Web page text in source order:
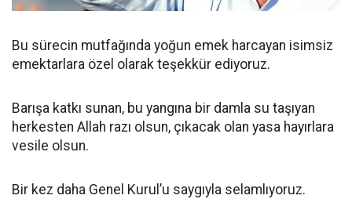
Bu sürecin mutfağında yoğun emek harcayan isimsiz
emektarlara özel olarak teşekkür ediyoruz.
Barışa katkı sunan, bu yangına bir damla su taşıyan
herkesten Allah razı olsun, çıkacak olan yasa hayırlara
vesile olsun.
Bir kez daha Genel Kurul’u saygıyla selamlıyoruz.